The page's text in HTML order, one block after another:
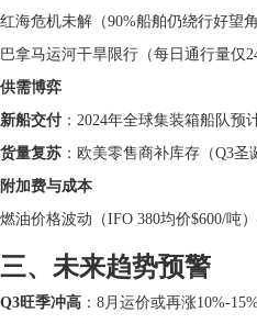
红海危机未解（90%船舶仍绕行好望
巴拿马运河干旱限行（每日通行量仅
供需博弈
新船交付 ：2024年全球集装箱船队预
货量复苏 ：欧美零售商补库存（Q3
附加费与成本
燃油价格波动（IFO 380均价$600/吨
三、未来趋势预警
Q3旺季冲高 ：8月运价或再涨10%-